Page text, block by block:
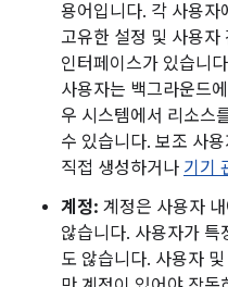
용어입니다. 각 사용자
고유한 설정 및 사용자
인터페이스가 있습니
사용자는 백그라운드
우 시스템에서 리소스
수 있습니다. 보조 사
직접 생성하거나 기기
계정: 계정은 사용자
않습니다. 사용자가 특
도 않습니다. 사용자